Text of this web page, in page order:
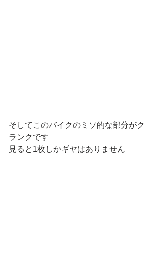
そしてこのバイクのミソ的な部分がク
ランクです
見ると1枚しかギヤはありません